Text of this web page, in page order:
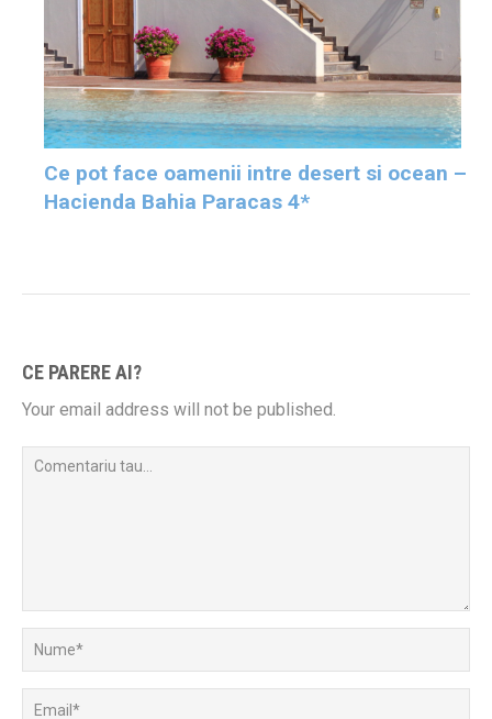
Ce pot face oamenii intre desert si ocean –
Hacienda Bahia Paracas 4*
CE PARERE AI?
Your email address will not be published.